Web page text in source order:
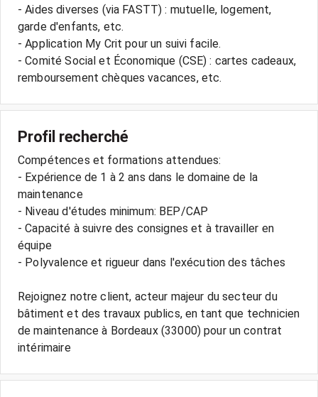
- Aides diverses (via FASTT) : mutuelle, logement,
garde d'enfants, etc.
- Application My Crit pour un suivi facile.
- Comité Social et Économique (CSE) : cartes cadeaux,
Profil recherché
Compétences et formations attendues:
- Expérience de 1 à 2 ans dans le domaine de la
maintenance
- Niveau d'études minimum: BEP/CAP
- Capacité à suivre des consignes et à travailler en
équipe
- Polyvalence et rigueur dans l'exécution des tâches
Rejoignez notre client, acteur majeur du secteur du
bâtiment et des travaux publics, en tant que technicien
de maintenance à Bordeaux (33000) pour un contrat
intérimaire